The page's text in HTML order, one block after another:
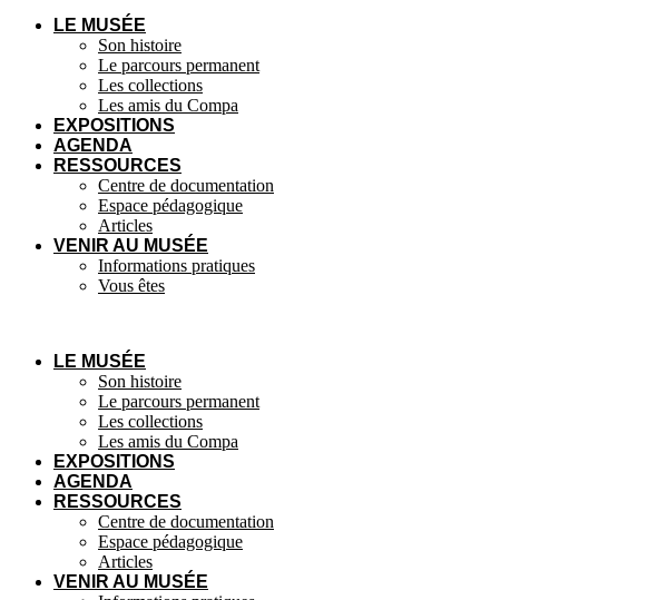
LE MUSÉE
Son histoire
Le parcours permanent
Les collections
Les amis du Compa
EXPOSITIONS
AGENDA
RESSOURCES
Centre de documentation
Espace pédagogique
Articles
VENIR AU MUSÉE
Informations pratiques
Vous êtes
LE MUSÉE
Son histoire
Le parcours permanent
Les collections
Les amis du Compa
EXPOSITIONS
AGENDA
RESSOURCES
Centre de documentation
Espace pédagogique
Articles
VENIR AU MUSÉE